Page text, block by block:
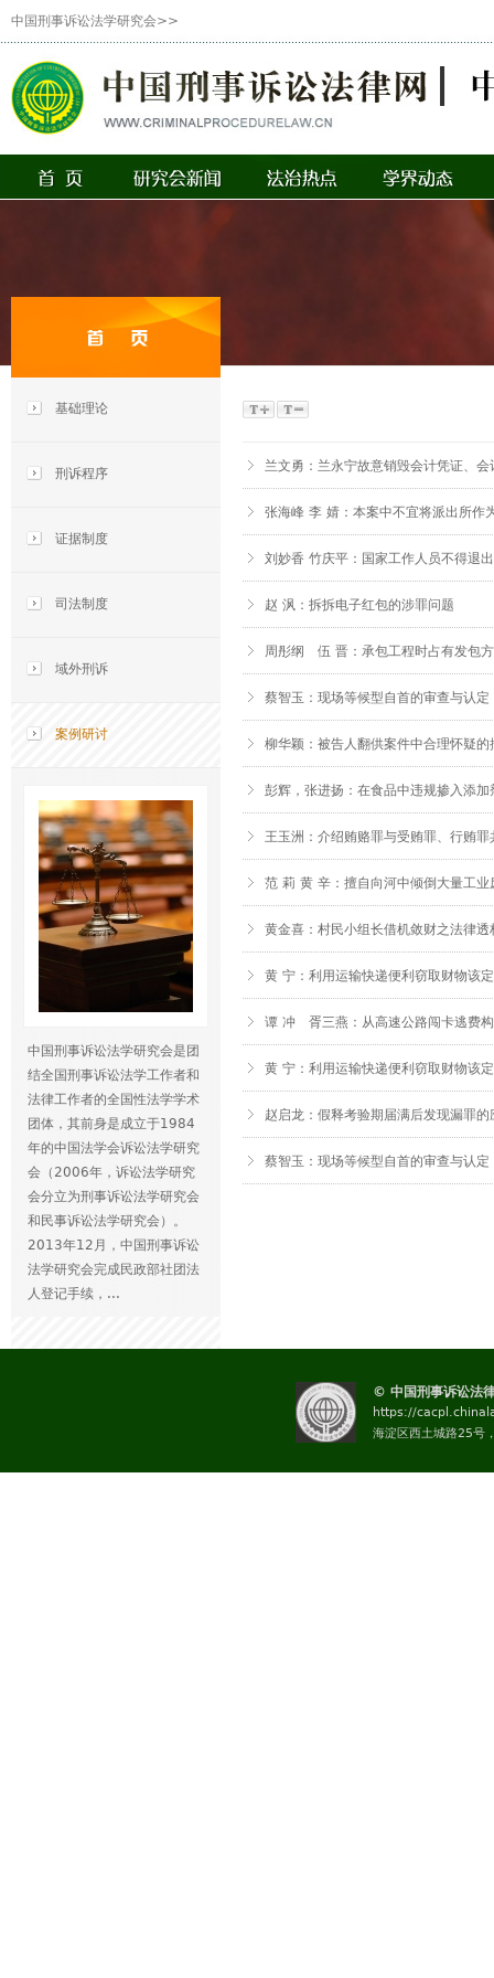
中国刑事诉讼法学研究会>>
基础理论
刑诉程序
证据制度
司法制度
域外刑诉
案例研讨
中国刑事诉讼法学研究会是团
结全国刑事诉讼法学工作者和
法律工作者的全国性法学学术
团体，其前身是成立于1984
年的中国法学会诉讼法学研究
会（2006年，诉讼法学研究
会分立为刑事诉讼法学研究会
和民事诉讼法学研究会）。
2013年12月，中国刑事诉讼
法学研究会完成民政部社团法
人登记手续，...
兰文勇：兰永宁故意销毁会计凭证、
张海峰 李 婧：本案中不宜将派出所作
刘妙香 竹庆平：国家工作人员不得退
赵 沨：拆拆电子红包的涉罪问题
周彤纲 伍 晋：承包工程时占有发包
蔡智玉：现场等候型自首的审查与认定
柳华颖：被告人翻供案件中合理怀疑的
彭辉，张进扬：在食品中违规掺入添加
王玉洲：介绍贿赂罪与受贿罪、行贿罪
范 莉 黄 辛：擅自向河中倾倒大量工业
黄金喜：村民小组长借机敛财之法律
黄 宁：利用运输快递便利窃取财物该
谭 冲 胥三燕：从高速公路闯卡逃费
黄 宁：利用运输快递便利窃取财物该
赵启龙：假释考验期届满后发现漏罪的
蔡智玉：现场等候型自首的审查与认定
© 中国刑事诉讼法
https://
海淀区西土城路25号